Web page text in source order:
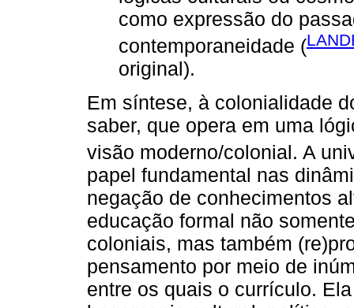
como expressão do
contemporaneidade (
original).
Em síntese, à colonialidade
saber, que opera em uma
visão moderno/colonial. A
papel fundamental nas
negação de conhecimentos
educação formal não
coloniais, mas também
pensamento por meio de
entre os quais o currículo.